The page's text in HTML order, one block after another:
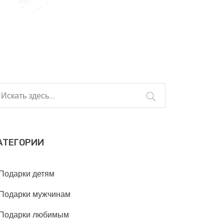
детям
мужчинам
любимым